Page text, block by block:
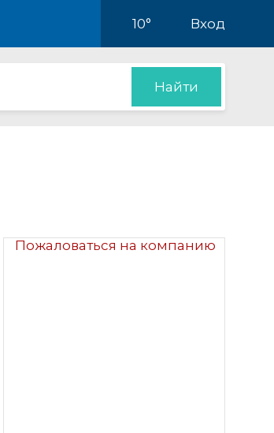
10° Вход
Найти
Пожаловаться на компанию